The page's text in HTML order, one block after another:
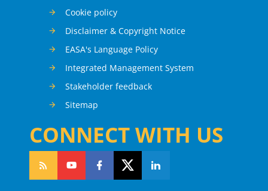
Cookie policy
Disclaimer & Copyright Notice
EASA's Language Policy
Integrated Management System
Stakeholder feedback
Sitemap
CONNECT WITH US